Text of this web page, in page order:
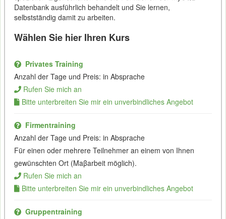
Datenbank ausführlich behandelt und Sie lernen,
selbstständig damit zu arbeiten.
Wählen Sie hier Ihren Kurs
Privates Training
Anzahl der Tage und Preis: in Absprache
Rufen Sie mich an
Bitte unterbreiten Sie mir ein unverbindliches Angebot
Firmentraining
Anzahl der Tage und Preis: in Absprache
Für einen oder mehrere Teilnehmer an einem von Ihnen
gewünschten Ort (Maβarbeit möglich).
Rufen Sie mich an
Bitte unterbreiten Sie mir ein unverbindliches Angebot
Gruppentraining